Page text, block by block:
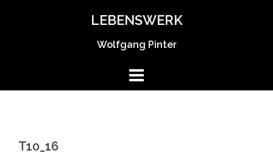
LEBENSWERK
Wolfgang Pinter
T10_16